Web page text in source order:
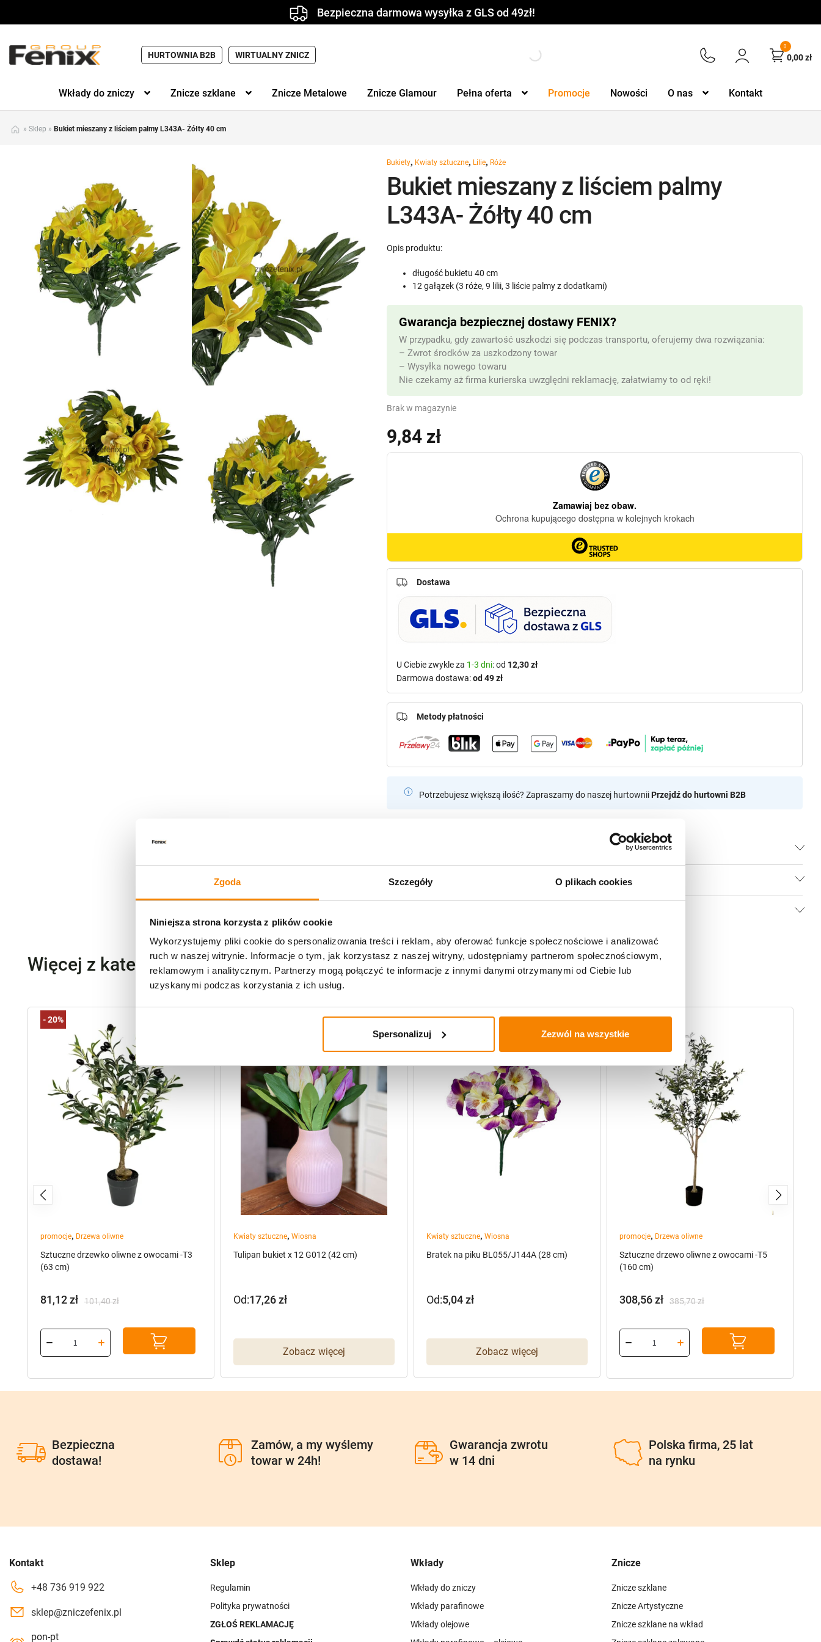
Zgoda Szczegóły O plikach cookies
Niniejsza strona korzysta z plików cookie
Wykorzystujemy pliki cookie do spersonalizowania treści i reklam, aby oferować funkcje społecznościowe i analizować
ruch w naszej witrynie. Informacje o tym, jak korzystasz z naszej witryny, udostępniamy partnerom społecznościowym,
reklamowym i analitycznym. Partnerzy mogą połączyć te informacje z innymi danymi otrzymanymi od Ciebie lub
uzyskanymi podczas korzystania z ich usług.
Spersonalizuj Zezwól na wszystkie
Bezpieczna darmowa wysyłka z GLS od 49zł!
HURTOWNIA B2B WIRTUALNY ZNICZ
0
0,00zł
Wkłady do zniczy Znicze szklane Znicze Metalowe Znicze Glamour Pełna oferta Promocje Nowości O nas Kontakt
» Sklep » Bukiet mieszany z liściem palmy L343A- Żółty 40 cm
Bukiety, Kwiaty sztuczne, Lilie, Róże
Bukiet mieszany z liściem palmy
L343A- Żółty 40 cm
9,84 zł
Opis produktu:
długość bukietu 40 cm
12 gałązek (3 róże, 9 lilii, 3 liście palmy z dodatkami)
Brak w magazynie
Gwarancja bezpiecznej dostawy FENIX?
W przypadku, gdy zawartość uszkodzi się podczas transportu, oferujemy dwa rozwiązania:
– Zwrot środków za uszkodzony towar
– Wysyłka nowego towaru
Nie czekamy aż firma kurierska uwzględni reklamację, załatwiamy to od ręki!
Potrzebujesz większą ilość? Zapraszamy do naszej hurtowniiPrzejdź do hurtowni B2B
Dostawa
U Ciebie zwykle za 1-3 dni: od 12,30 zł
Darmowa dostawa:od 49 zł
Metody płatności
Specyfikacja
Więcej z kategorii Kwiaty sztuczne
promocje, Drzewa oliwne
Sztuczne drzewko oliwne z owocami -T3
(63 cm)
-20%
101,40zł
cena
wynosiła:
101,40 zł.
81,12zł
cena
wynosi:
81,12 zł.
Kwiaty sztuczne, Wiosna
Tulipan bukiet x 12 G012 (42 cm)
Zobacz więcej
Od:17,26zł
Kwiaty sztuczne, Wiosna
Bratek na piku BL055/J144A (28 cm)
Zobacz więcej
Od:5,04zł
promocje, Drzewa oliwne
Sztuczne drzewo oliwne z owocami -T5
(160 cm)
-20%
385,70zł
cena
wynosiła:
385,70 zł.
308,56zł
cena
wynosi:
308,56 zł.
Bezpieczna
dostawa!
Zamów, a my wyślemy
towar w 24h!
Gwarancja zwrotu
w 14 dni
Polska firma, 25 lat
na rynku
Kontakt
+48 736 919 922
sklep@zniczefenix.pl
pon-pt
Sklep
Regulamin
Polityka prywatności
ZGŁOŚ REKLAMACJĘ
Wkłady
Wkłady do zniczy
Wkłady parafinowe
Wkłady olejowe
Znicze
Znicze szklane
Znicze Artystyczne
Znicze szklane na wkład